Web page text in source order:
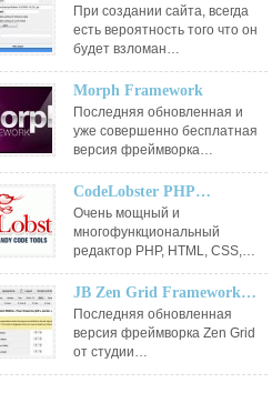
При создании сайта, всегда
есть вероятность того что он
будет взломан…
Morph Framework
Последняя обновленная и
уже совершенно бесплатная
версия фреймворка…
CodeLobster PHP…
Очень мощный и
многофункциональный
редактор РНР, HTML, CSS,…
JB Zen Grid Framework…
Последняя обновленная
версия фреймворка Zen Grid
от студии…